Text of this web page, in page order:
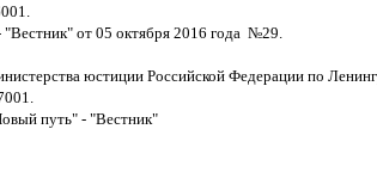
от 05 октября 2016 года №29.
юстиции Российской Федерации по
путь" - "Вестник"